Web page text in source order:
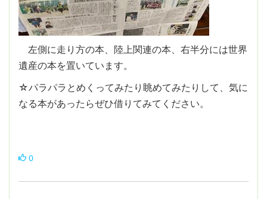
左側に走り方の本、陸上関連の本、右半分には世界
遺産の本を置いています。
☆パラパラとめくってみたり眺めてみたりして、気に
なる本があったらぜひ借りてみてください。
0